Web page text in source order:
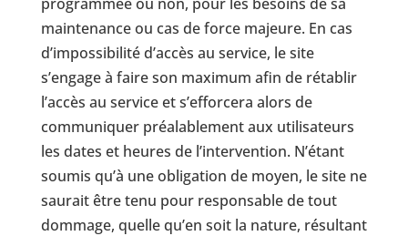
maintenance ou cas de force majeure. En cas
d’impossibilité d’accès au service, le site
s’engage à faire son maximum afin de rétablir
l’accès au service et s’efforcera alors de
communiquer préalablement aux utilisateurs
les dates et heures de l’intervention. N’étant
soumis qu’à une obligation de moyen, le site ne
saurait être tenu pour responsable de tout
dommage, quelle qu’en soit la nature, résultant